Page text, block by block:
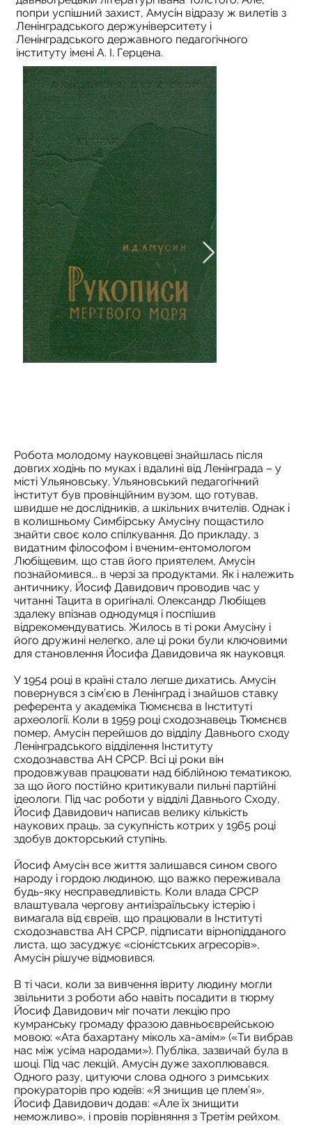
попри успішний захист, Амусін відразу ж вилетів з
Ленінградського держуніверситету і
Ленінградського державного педагогічного
інституту імені А. І. Герцена.
Робота молодому науковцеві знайшлась після
довгих ходінь по муках і вдалині від Ленінграда – у
місті Ульяновську. Ульяновський педагогічний
інститут був провінційним вузом, що готував,
швидше не дослідників, а шкільних вчителів. Однак і
в колишньому Симбірську Амусіну пощастило
знайти своє коло спілкування. До прикладу, з
видатним філософом і вченим-ентомологом
Любіщевим, що став його приятелем, Амусін
познайомився... в черзі за продуктами. Як і належить
античнику, Йосиф Давидович проводив час у
читанні Тацита в оригіналі. Олександр Любіщев
здалеку впізнав однодумця і поспішив
відрекомендуватись. Жилось в ті роки Амусіну і
його дружині нелегко, але ці роки були ключовими
для становлення Йосифа Давидовича як науковця.
У 1954 році в країні стало легше дихатись. Амусін
повернувся з сім’єю в Ленінград і знайшов ставку
референта у академіка Тюмєнєва в Інституті
археології. Коли в 1959 році сходознавець Тюмєнєв
помер, Амусін перейшов до відділу Давнього сходу
Ленінградського відділення Інституту
сходознавства АН СРСР. Всі ці роки він
продовжував працювати над біблійною тематикою,
за що його постійно критикували пильні партійні
ідеологи. Під час роботи у відділі Давнього Сходу,
Йосиф Давидович написав велику кількість
наукових праць, за сукупність котрих у 1965 році
здобув докторський ступінь.
Йосиф Амусін все життя залишався сином свого
народу і гордою людиною, що важко переживала
будь-яку несправедливість. Коли влада СРСР
влаштувала чергову антиізраїльську істерію і
вимагала від євреїв, що працювали в Інституті
сходознавства АН СРСР, підписати вірнопідданого
листа, що засуджує «сіоністських агресорів»,
Амусін рішуче відмовився.
В ті часи, коли за вивчення івриту людину могли
звільнити з роботи або навіть посадити в тюрму
Йосиф Давидович міг почати лекцію про
кумранську громаду фразою давньоєврейською
мовою: «Ата бахартану міколь ха-амім» («Ти вибрав
нас між усіма народами»). Публіка, зазвичай була в
шоці. Під час лекцій, Амусін дуже захоплювався.
Одного разу, цитуючи слова одного з римських
прокураторів про юдеїв: «Я знищив це плем’я»,
Йосиф Давидович додав: «Але їх знищити
неможливо», і провів порівняння з Третім рейхом.